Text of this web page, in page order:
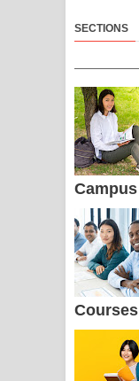
SECTIONS
Campus
Courses